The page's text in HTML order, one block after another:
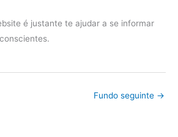
é justante te ajudar a se informar
Fundo seguinte →